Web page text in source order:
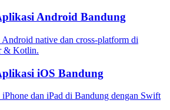
Android Bandung
Android native dan cross-platform di
& Kotlin.
iOS Bandung
iPhone dan iPad di Bandung dengan Swift